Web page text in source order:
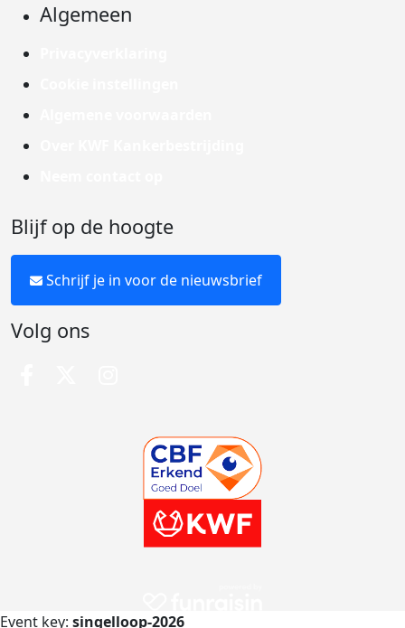
Algemeen
Blijf op de hoogte
Schrijf je in voor de nieuwsbrief
Volg ons
Event key: singelloop-2026